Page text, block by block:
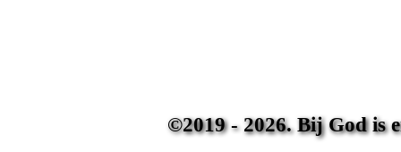
©2019 - 2026. Bij God is